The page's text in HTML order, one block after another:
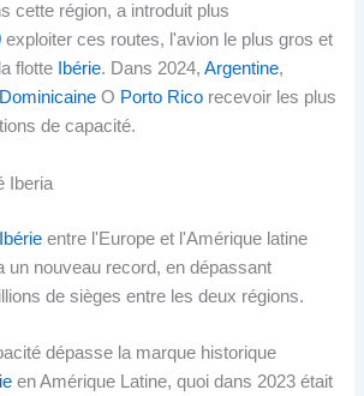
cette région, a introduit plus
exploiter ces routes, l'avion le plus gros et
flotte
Ibérie. Dans 2024,Argentine,
O Porto Rico recevoir les plus
de capacité.
Iberia
Ibérie entre l'Europe et l'Amérique latine
un nouveau record, en dépassant
de sièges entre les deux régions.
dépasse la marque historique
en Amérique Latine, quoi dans 2023 était